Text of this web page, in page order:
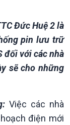
& Biển đảo
Nam
Đức Huệ 2 là
pin lưu trữ
đối với các nhà
sẽ cho những
Việc các nhà
điện mới